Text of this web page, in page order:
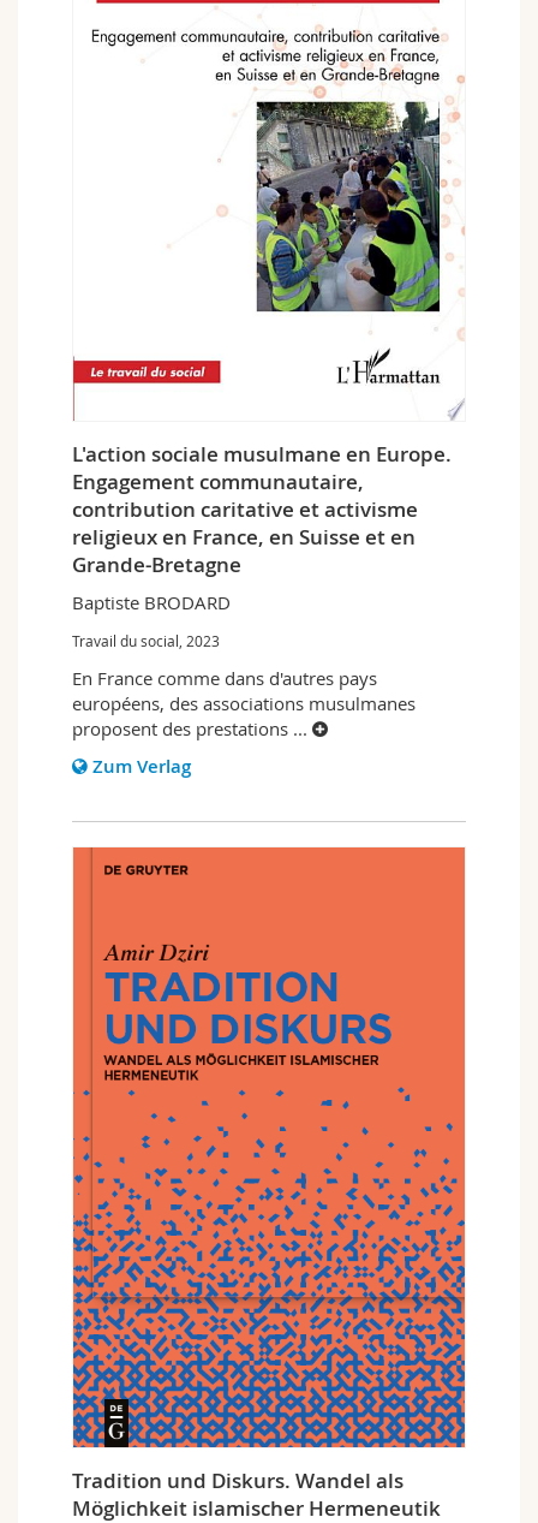
L'action sociale musulmane en Europe.
Engagement communautaire,
contribution caritative et activisme
religieux en France, en Suisse et en
Grande-Bretagne
Baptiste BRODARD
Travail du social, 2023
En France comme dans d'autres pays
européens, des associations musulmanes
proposent des prestations ...
Zum Verlag
Tradition und Diskurs. Wandel als
Möglichkeit islamischer Hermeneutik